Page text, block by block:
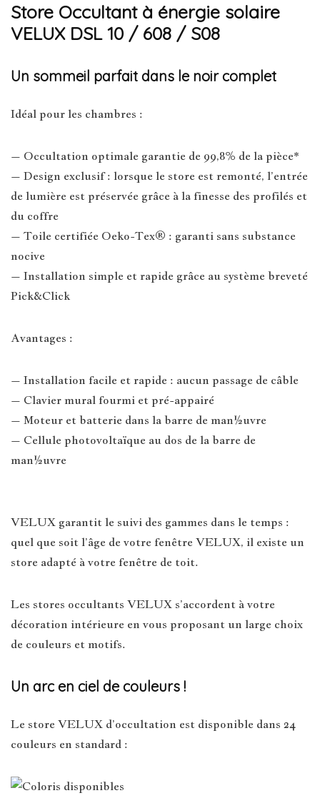
Store Occultant à énergie solaire
VELUX DSL 10 / 608 / S08
Un sommeil parfait dans le noir complet
Idéal pour les chambres :
– Occultation optimale garantie de 99,8% de la pièce*
– Design exclusif : lorsque le store est remonté, l’entrée
de lumière est préservée grâce à la finesse des profilés et
du coffre
– Toile certifiée Oeko-Tex® : garanti sans substance
nocive
– Installation simple et rapide grâce au système breveté
Pick&Click
Avantages :
– Installation facile et rapide : aucun passage de câble
– Clavier mural fourmi et pré-appairé
– Moteur et batterie dans la barre de man½uvre
– Cellule photovoltaïque au dos de la barre de
man½uvre
VELUX garantit le suivi des gammes dans le temps :
quel que soit l’âge de votre fenêtre VELUX, il existe un
store adapté à votre fenêtre de toit.
Les stores occultants VELUX s’accordent à votre
décoration intérieure en vous proposant un large choix
de couleurs et motifs.
Un arc en ciel de couleurs !
Le store VELUX d’occultation est disponible dans 24
couleurs en standard :